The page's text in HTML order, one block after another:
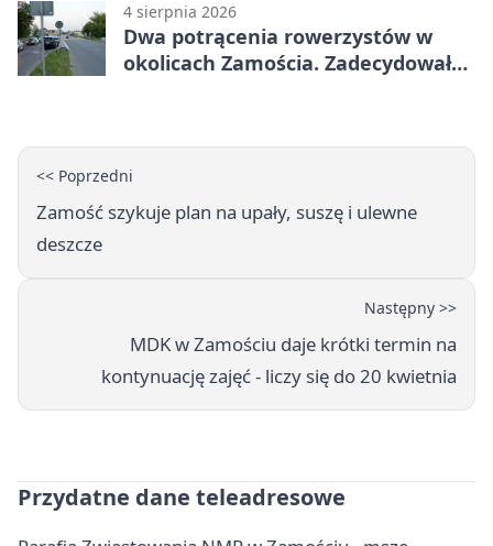
4 sierpnia 2026
Dwa potrącenia rowerzystów w
okolicach Zamościa. Zadecydowało
<< Poprzedni
Zamość szykuje plan na upały, suszę i ulewne
deszcze
Następny >>
MDK w Zamościu daje krótki termin na
kontynuację zajęć - liczy się do 20 kwietnia
Przydatne dane teleadresowe